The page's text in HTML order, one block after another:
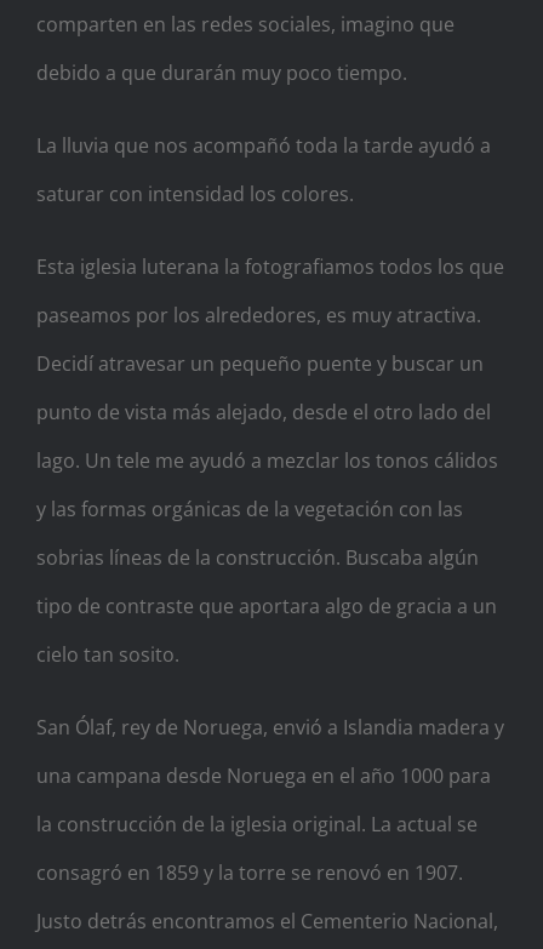
comparten en las redes sociales, imagino que
debido a que durarán muy poco tiempo.
La lluvia que nos acompañó toda la tarde ayudó a
saturar con intensidad los colores.
Esta iglesia luterana la fotografiamos todos los que
paseamos por los alrededores, es muy atractiva.
Decidí atravesar un pequeño puente y buscar un
punto de vista más alejado, desde el otro lado del
lago. Un tele me ayudó a mezclar los tonos cálidos
y las formas orgánicas de la vegetación con las
sobrias líneas de la construcción. Buscaba algún
tipo de contraste que aportara algo de gracia a un
cielo tan sosito.
San Ólaf, rey de Noruega, envió a Islandia madera y
una campana desde Noruega en el año 1000 para
la construcción de la iglesia original. La actual se
consagró en 1859 y la torre se renovó en 1907.
Justo detrás encontramos el Cementerio Nacional,